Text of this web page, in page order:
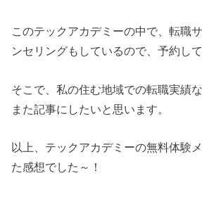
このテックアカデミーの中で、転職
ンセリングもしているので、予約して
そこで、私の住む地域での転職実績
また記事にしたいと思います。
以上、テックアカデミーの無料体験
た感想でした～！